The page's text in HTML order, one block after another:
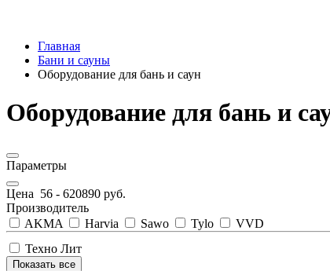
Главная
Бани и сауны
Оборудование для бань и саун
Оборудование для бань и
Параметры
Цена 56 - 620890 руб.
Производитель
AKMA
Harvia Sawo Tylo
VVD
Техно Лит
Показать все